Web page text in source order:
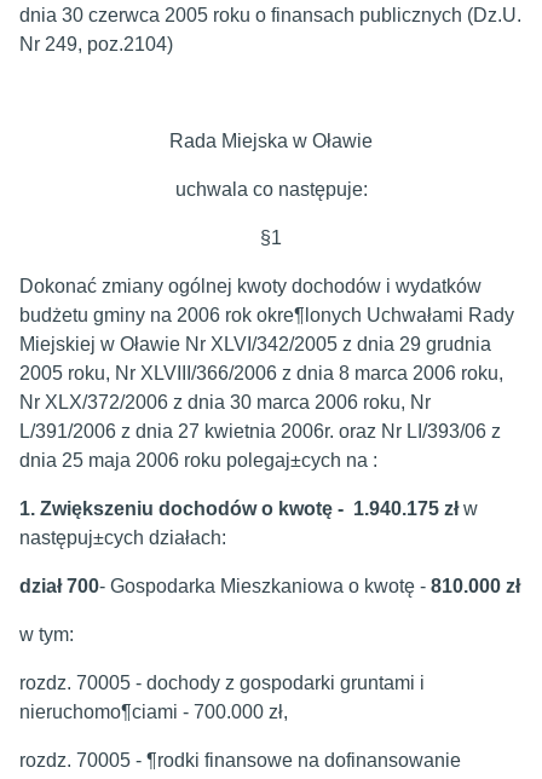
dnia 30 czerwca 2005 roku o finansach publicznych (Dz.U.
Nr 249, poz.2104)
Rada Miejska w Oławie
uchwala co następuje:
§1
Dokonać zmiany ogólnej kwoty dochodów i wydatków
budżetu gminy na 2006 rok okre¶lonych Uchwałami Rady
Miejskiej w Oławie Nr XLVI/342/2005 z dnia 29 grudnia
2005 roku, Nr XLVIII/366/2006 z dnia 8 marca 2006 roku,
Nr XLX/372/2006 z dnia 30 marca 2006 roku, Nr
L/391/2006 z dnia 27 kwietnia 2006r. oraz Nr LI/393/06 z
dnia 25 maja 2006 roku polegaj±cych na :
1. Zwiększeniu dochodów o kwotę - 1.940.175 złw
następuj±cych działach:
dział 700- Gospodarka Mieszkaniowa o kwotę - 810.000 zł
w tym:
rozdz. 70005 - dochody z gospodarki gruntami i
nieruchomo¶ciami - 700.000 zł,
rozdz. 70005 - ¶rodki finansowe na dofinansowanie